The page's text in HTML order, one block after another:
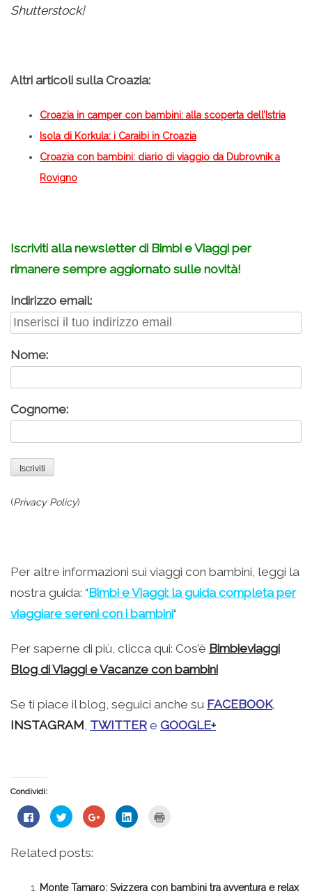
Shutterstock}
Altri articoli sulla Croazia:
Croazia in camper con bambini: alla scoperta dell’Istria
Isola di Korkula: i Caraibi in Croazia
Croazia con bambini: diario di viaggio da Dubrovnik a
Rovigno
Iscriviti alla newsletter di Bimbi e Viaggi per
rimanere sempre aggiornato sulle novità!
Indirizzo email:
Nome:
Cognome:
(Privacy Policy)
Per altre informazioni sui viaggi con bambini, leggi la
nostra guida: “Bimbi e Viaggi: la guida completa per
viaggiare sereni con i bambini“
Per saperne di più, clicca qui: Cos’è Bimbieviaggi
Blog di Viaggi e Vacanze con bambini
Se ti piace il blog, seguici anche su FACEBOOK,
INSTAGRAM TWITTER e GOOGLE+
Condividi:
Fai
clic
su
Facebook
in
una
Fai
clic
condividere
su
apre
in
Fai
clic
apre
in
Fai
clic
in
una
nuova
Related posts:
Monte Tamaro: Svizzera con bambini tra avventura e relax